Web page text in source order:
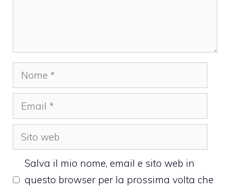
Nome
Email
Sito
web
Salva il mio nome, email e sito web in
questo browser per la prossima volta che